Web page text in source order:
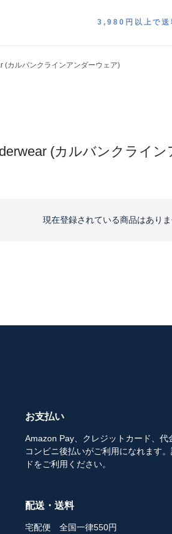
3,980円以上で送
(カルバンクラインアンダーウェア)
(カルバンクライ
現在登録されている商品はありま
お支払い
Amazon Pay、クレジットカード、代
コンビニ後払いがご利用になれます
ドをご利用ください。
配送・送料
宅配便 全国一律550円